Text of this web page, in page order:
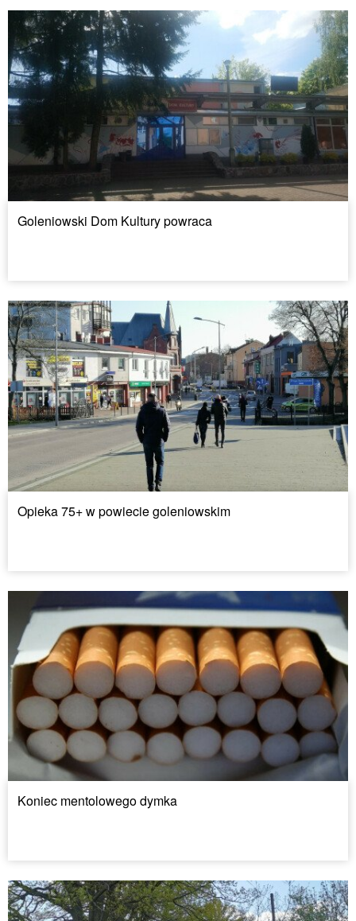
Goleniowski Dom Kultury powraca
Opieka 75+ w powiecie goleniowskim
Koniec mentolowego dymka